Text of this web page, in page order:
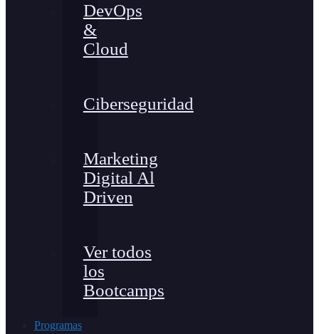
DevOps
&
Cloud
Ciberseguridad
Marketing
Digital Al
Driven
Ver todos
los
Bootcamps
Programas